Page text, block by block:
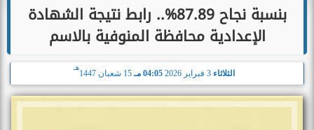
بنسبة نجاح 87.89%.. رابط نتيجة الشهادة
الإعدادية محافظة المنوفية بالاسم
الثلاثاء 04:05 مـ 15 شعبان 1447
هـ